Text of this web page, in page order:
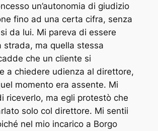
un’autonomia di giudizio
fino ad una certa cifra, senza
da lui. Mi pareva di essere
strada, ma quella stessa
che un cliente si
a chiedere udienza al direttore,
momento era assente. Mi
riceverlo, ma egli protestò che
solo col direttore. Mi sentii
nel mio incarico a Borgo